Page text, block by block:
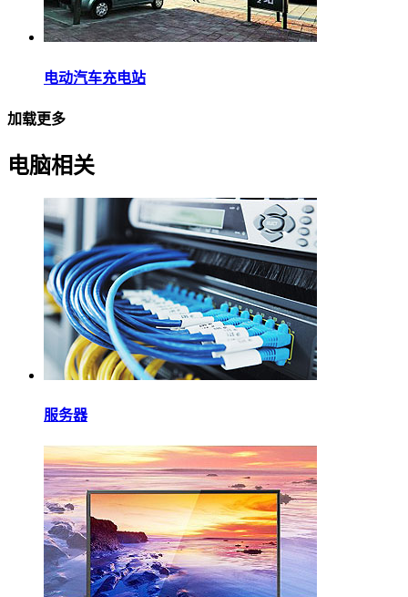
电动汽车充电站
加载更多
电脑相关
服务器